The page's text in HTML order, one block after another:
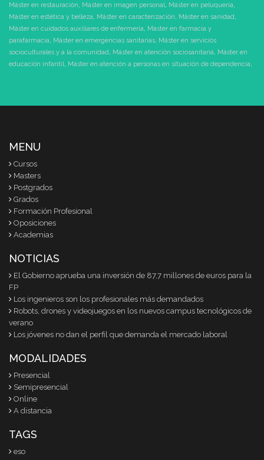
Máster en restauración, Máster en imagen personal, Máster en peluquería,
Máster en estética y belleza, Máster en caracterización, Máster en sanidad,
Máster en cuidados auxiliares de enfermería, Máster en farmacia y
parafarmacia, Máster en emergencias sanitarias, Máster en servicios
socioculturales y a la comunidad, Máster en atención sociosanitaria, Máster en
educación infantil, Máster en atención a personas en situación de dependencia,
MENU
Cursos
Masters
Postgrados
Grados
Formación Profesional
Oposiciones
Academias
NOTICIAS
El Gobierno aprueba una inversión de 87,7 millones de euros para la
FP
Los ingenieros son los profesionales más demandados
Robots, drones y videojuegos en los nuevos campus tecnológicos de
verano
Los jóvenes no dan el perfil que demanda el mercado laboral
MODALIDADES
Presencial
Semipresencial
Online
A distancia
TAGS
eso